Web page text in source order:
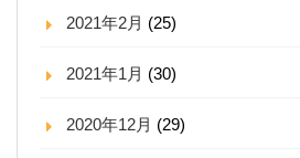
2021年2月 (25)
2021年1月 (30)
2020年12月 (29)